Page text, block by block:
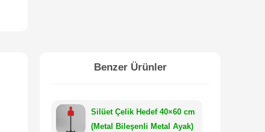
Benzer Ürünler
Silüet Çelik Hedef 40×60 cm
(Metal Bileşenli Metal Ayak)